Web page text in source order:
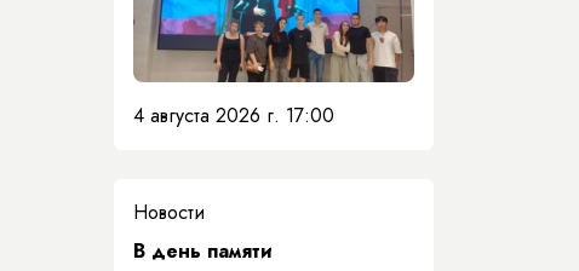
4 августа 2026 г. 17:00
Новости
​В день памяти